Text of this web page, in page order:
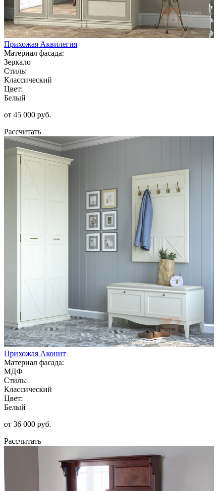
Прихожая Аквилегия
Материал фасада:
Зеркало
Стиль:
Классический
Цвет:
Белый
от 45 000 руб.
Рассчитать
Прихожая Аконит
Материал фасада:
МДФ
Стиль:
Классический
Цвет:
Белый
от 36 000 руб.
Рассчитать